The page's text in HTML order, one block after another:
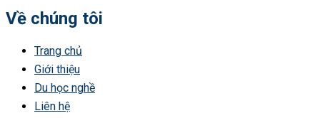
Về chúng tôi
Trang chủ
Giới thiệu
Du học nghề
Liên hệ